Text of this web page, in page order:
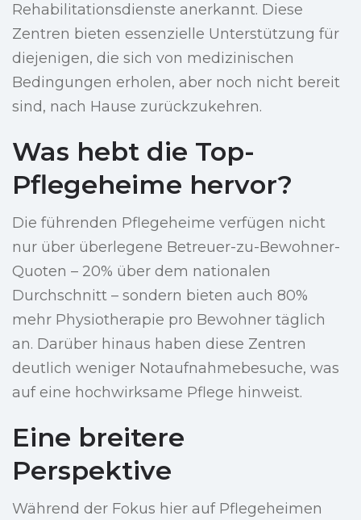
Rehabilitationsdienste anerkannt. Diese
Zentren bieten essenzielle Unterstützung für
diejenigen, die sich von medizinischen
Bedingungen erholen, aber noch nicht bereit
sind, nach Hause zurückzukehren.
Was hebt die Top-
Pflegeheime hervor?
Die führenden Pflegeheime verfügen nicht
nur über überlegene Betreuer-zu-Bewohner-
Quoten – 20% über dem nationalen
Durchschnitt – sondern bieten auch 80%
mehr Physiotherapie pro Bewohner täglich
an. Darüber hinaus haben diese Zentren
deutlich weniger Notaufnahmebesuche, was
auf eine hochwirksame Pflege hinweist.
Eine breitere
Perspektive
Während der Fokus hier auf Pflegeheimen